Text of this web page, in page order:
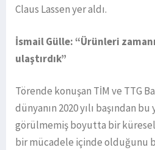
Claus Lassen yer aldı.
İsmail Gülle: “Ürünleri
ulaştırdık”
Törende konuşan TİM ve TTG
dünyanın 2020 yılı başından
görülmemiş boyutta bir küresel
bir mücadele içinde olduğunu